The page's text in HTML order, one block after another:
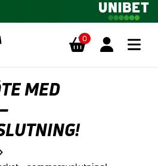
0
MED